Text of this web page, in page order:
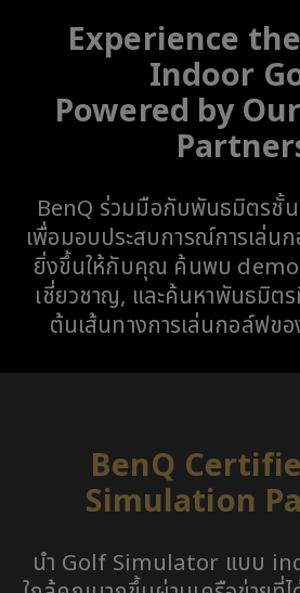
Experience
Indoor
Powered by
BenQ ร่วมมือกับพันธมิตรชั้น
เพื่อมอบประสบการณ์การเล่น
ยิ่งขึ้นให้กับคุณ ค้นพบ
เชี่ยวชาญ, และค้นหาพันธมิตร
ต้นเส้นทางการเล่นกอล์ฟข
BenQ
Simulation
นำ Golf Simulator แบบ